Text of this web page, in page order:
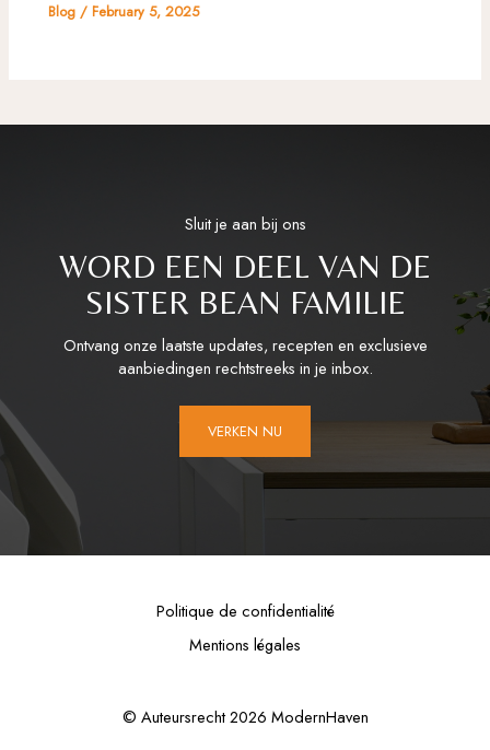
Blog /February 5, 2025
Sluit je aan bij ons
WORD EEN DEEL VAN DE
SISTER BEAN FAMILIE
Ontvang onze laatste updates, recepten en exclusieve
aanbiedingen rechtstreeks in je inbox.
VERKEN NU
Politique de confidentialité
Mentions légales
© Auteursrecht 2026 ModernHaven